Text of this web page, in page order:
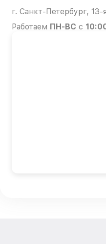
г. Санкт-Петербург,
Работаем ПН-ВС с